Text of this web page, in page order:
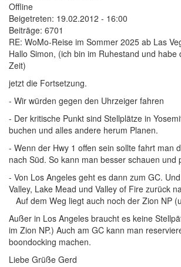
Offline
Beigetreten: 19.02.2012 - 16:00
Beiträge: 6701
RE: WoMo-Reise im Sommer 2025 ab Las
Hallo Simon, (ich bin im Ruhestand und habe
Zeit)
jetzt die Fortsetzung.
- Wir würden gegen den Uhrzeiger fahren
- Der kritische Punkt sind Stellplätze in
buchen und alles andere herum Planen.
- Wenn der Hwy 1 offen sein sollte fahrt man
nach Süd. So kann man besser schauen und
- Von Los Angeles geht es dann zum GC.
Valley, Lake Mead und Valley of Fire zurück
Auf dem Weg liegt auch noch der Zion NP
Außer in Los Angeles braucht es keine
im Zion NP.) Auch am GC kann man
boondocking machen.
Liebe Grüße Gerd